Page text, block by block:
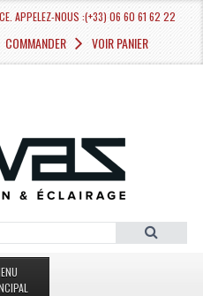
APPELEZ-NOUS :(+33) 06 60 61 62 22
COMMANDER VOIR PANIER